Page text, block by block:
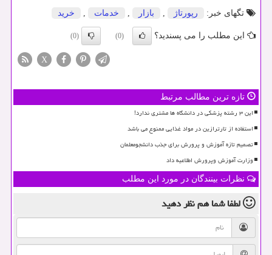
تگهای خبر:
رپورتاژ بازار خدمات خرید
این مطلب را می پسندید؟ (0)
(0)
X
تازه ترین مطالب مرتبط
این ۳ رشته پزشکی در دانشگاه ها مشتری ندارد!
استفاده از تارترازین در مواد غذایی ممنوع می باشد
تصمیم تازه آموزش و پرورش برای جذب دانشجومعلمان
وزارت آموزش وپرورش اطلاعیه داد
نظرات بینندگان در مورد این مطلب
لطفا شما همنظر دهید